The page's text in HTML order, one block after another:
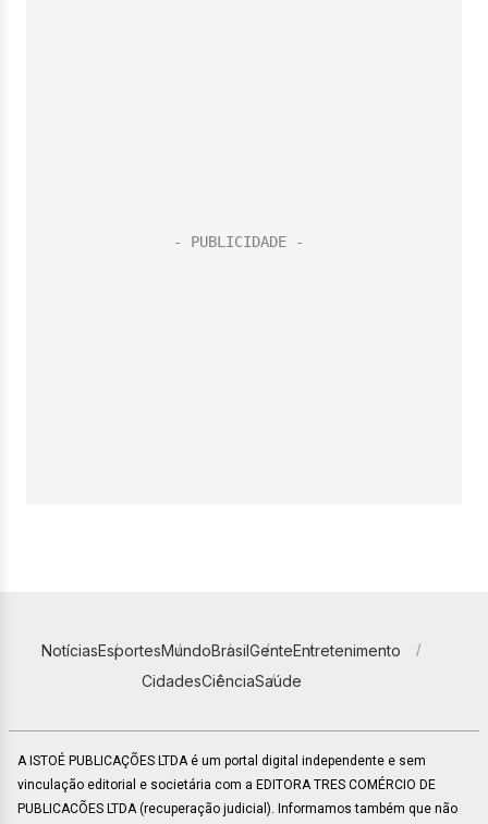
NotíciasEsportesMundoBrasilGenteEntretenimento
CidadesCiênciaSaúde
A ISTOÉ PUBLICAÇÕES LTDA é um portal digital independente e sem
vinculação editorial e societária com a EDITORA TRES COMÉRCIO DE
PUBLICACÕES LTDA (recuperação judicial). Informamos também que não